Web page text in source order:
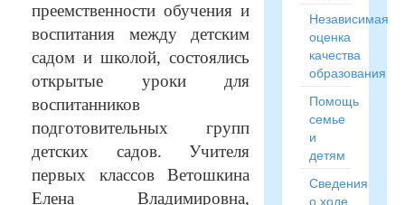
преемственности обучения и
воспитания между детским
садом и школой, состоялись
открытые уроки для
воспитанников
подготовительных групп
детских садов. Учителя
первых классов Ветошкина
Елена Владимировна,
Независимая
оценка
качества
образования
Помощь
семье
и
детям
Сведения
о ходе